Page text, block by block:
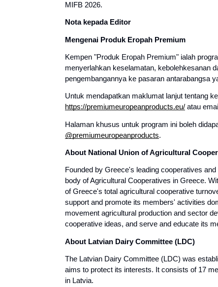
MIFB 2026.
Nota kepada Editor
Mengenai Produk Eropah Premium
Kempen "Produk Eropah Premium" ialah
menyerlahkan keselamatan, kebolehkesanan
pengembangannya ke pasaran antarabangsa
https://premiumeuropeanproducts.eu/ atau
Halaman khusus untuk program ini boleh
@premiumeuropeanproducts.
About National Union of Agricultural
Founded by Greece's leading cooperatives
body of Agricultural Cooperatives in Greece.
of Greece's total agricultural cooperative
support and promote its members' activities
movement agricultural production and sector
cooperative ideas, and serve and educate its
About Latvian Dairy Committee (LDC)
The Latvian Dairy Committee (LDC) was
aims to protect its interests. It consists of 17
in Latvia.